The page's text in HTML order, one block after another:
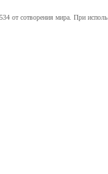
от сотворения мира. При